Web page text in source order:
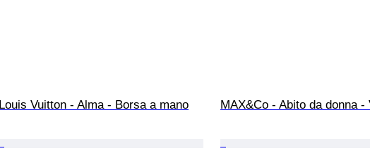
Louis Vuitton - Alma - Borsa a mano MAX&Co - Abito da donna -